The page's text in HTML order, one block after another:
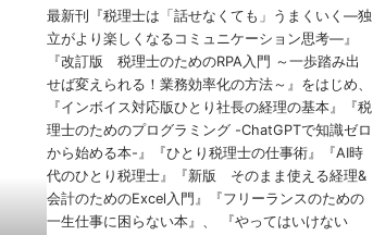
最新刊『税理士は「話せなくても」うまくいく ―独
立がより楽しくなるコミュニケーション思考―』
『改訂版 税理士のためのRPA入門 ～一歩踏み出
せば変えられる！業務効率化の方法～』をはじめ、
『インボイス対応版ひとり社長の経理の基本』『税
理士のためのプログラミング -ChatGPTで知識ゼロ
から始める本-』『ひとり税理士の仕事術』『AI時
代のひとり税理士』『新版 そのまま使える経理&
会計のためのExcel入門』『フリーランスのための
一生仕事に困らない本』、 『やってはいけない